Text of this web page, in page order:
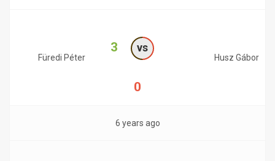
Füredi Péter
3 vs
0
Husz Gábor
6 years ago